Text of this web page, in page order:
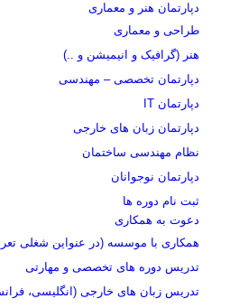
دپارتمان هنر و معماری
طراحی و معماری
هنر (گرافیک و انیمیشن و ..)
دپارتمان تخصصی – مهندسی
دپارتمان IT
دپارتمان زبان های خارجی
نظام مهندسی ساختمان
دپارتمان نوجوانان
ثبت نام دوره ها
دعوت به همکاری
همکاری با موسسه (در عنواین شغلی
تدریس دوره های تخصصی و مهارتی
تدریس زبان های خارجی (انگلیسی،